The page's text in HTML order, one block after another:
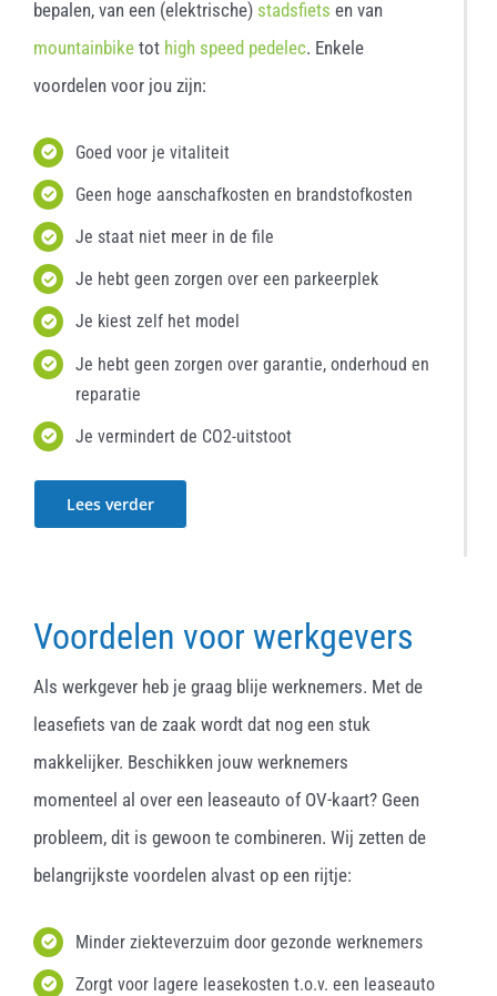
bepalen, van een (elektrische) stadsfiets en van
mountainbiketot high speed pedelec. Enkele
voordelen voor jou zijn:
Goed voor je vitaliteit
Geen hoge aanschafkosten en brandstofkosten
Je staat niet meer in de file
Je hebt geen zorgen over een parkeerplek
Je kiest zelf het model
Je hebt geen zorgen over garantie, onderhoud en
reparatie
Je vermindert de CO2-uitstoot
Lees verder
Voordelen voor werkgevers
Als werkgever heb je graag blije werknemers. Met de
leasefiets van de zaak wordt dat nog een stuk
makkelijker. Beschikken jouw werknemers
momenteel al over een leaseauto of OV-kaart? Geen
probleem, dit is gewoon te combineren. Wij zetten de
belangrijkste voordelen alvast op een rijtje:
Minder ziekteverzuim door gezonde werknemers
Zorgt voor lagere leasekosten t.o.v. een leaseauto